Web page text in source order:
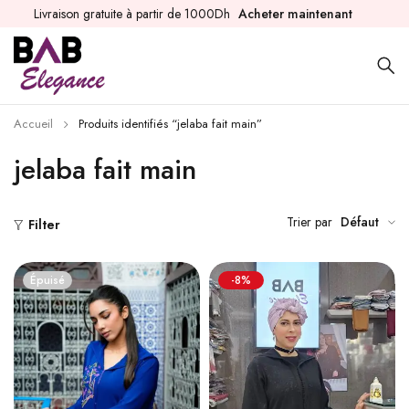
Livraison gratuite à partir de 1000Dh Acheter maintenant
jelaba fait main
Accueil Produits identifiés “jelaba fait main”
Filter Trier par Défaut
Épuisé -8%